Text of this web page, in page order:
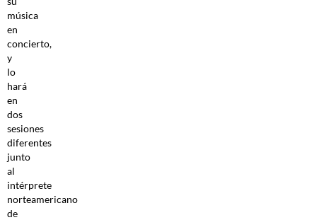
música
en
concierto,
y
lo
hará
en
dos
sesiones
diferentes
junto
al
intérprete
norteamericano
de